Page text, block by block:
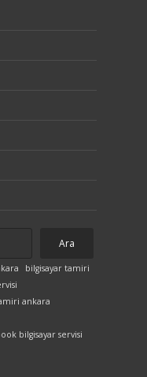
Ara
bilgisayar tamiri
ankara
bilgisayar servisi